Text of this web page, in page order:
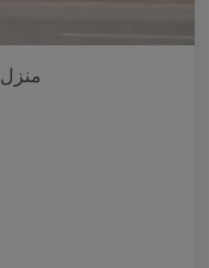
منزل 600 متر بشط مريم سوسة قرب البحر